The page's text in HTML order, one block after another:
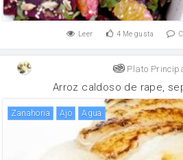
Leer 4 Me gusta
Plato
Arroz caldoso de rape,
zanahoria ajo agua